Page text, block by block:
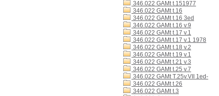
346.022 GAMt t.151977
346.022 GAMt t.16
346.022 GAMt t.16 3ed
346.022 GAMt t.16 v.9
346.022 GAMt t.17 v.1
346.022 GAMt t.17 v.1 1978
346.022 GAMt t.18 v.2
346.022 GAMt t.19 v.1
346.022 GAMt t.21 v.3
346.022 GAMt t.25 v.7
346.022 GAMt T.25v.VII 1ed-
346.022 GAMt t.26
346.022 GAMt t.3